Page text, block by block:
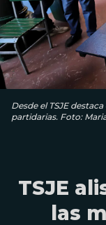
Desde el TSJE
partidarias. Foto:
TSJE
las